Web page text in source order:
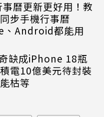
曆更新更好用！教
步手機行事曆
、Android都能用
缺成iPhone 18瓶
電10億美元待封裝
枯等